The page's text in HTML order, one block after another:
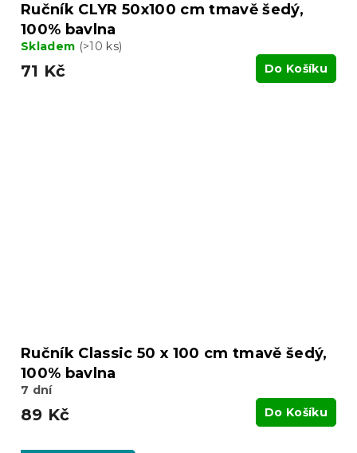
Ručník CLYR 50x100 cm tmavě šedý,
100% bavlna
Skladem (>10 ks)
71 Kč Do Košíku
Ručník Classic 50 x 100 cm tmavě šedý,
100% bavlna
7 dní
89 Kč Do Košíku